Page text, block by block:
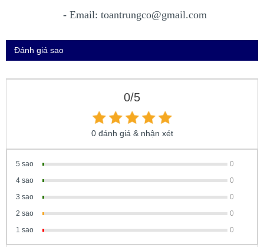
- Email: toantrungco@gmail.com
Đánh giá sao
0/5
0 đánh giá & nhận xét
5 sao
0
4 sao
0
3 sao
0
2 sao
0
1 sao
0